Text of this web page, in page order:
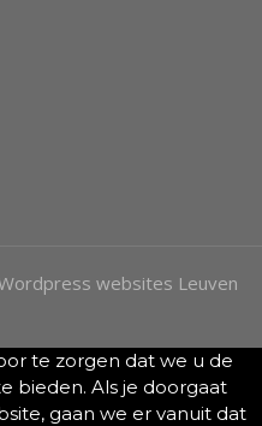
websites Leuven
te zorgen dat we u de
bieden. Als je doorgaat
gaan we er vanuit dat